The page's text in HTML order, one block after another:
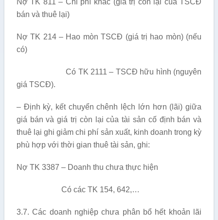
Nợ TK 811 – Chi phí khác (giá trị còn lại của TSCĐ
bán và thuê lại)
Nợ TK 214 – Hao mòn TSCĐ (giá trị hao mòn) (nếu
có)
Có TK 2111 – TSCĐ hữu hình (nguyên
giá TSCĐ).
– Định kỳ, kết chuyển chênh lệch lớn hơn (lãi) giữa
giá bán và giá trị còn lại của tài sản cố định bán và
thuê lại ghi giảm chi phí sản xuất, kinh doanh trong kỳ
phù hợp với thời gian thuê tài sản, ghi:
Nợ TK 3387 – Doanh thu chưa thực hiện
Có các TK 154, 642,…
3.7. Các doanh nghiệp chưa phân bổ hết khoản lãi